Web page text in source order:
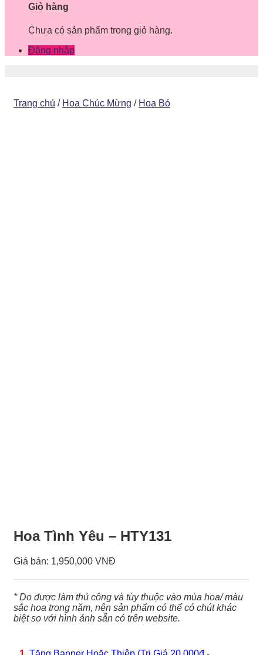
Giỏ hàng
Chưa có sản phẩm trong giỏ hàng.
Đăng nhập
Trang chủ / Hoa Chúc Mừng / Hoa Bó
Hoa Tình Yêu – HTY131
Giá bán: 1,950,000 VNĐ
* Do được làm thủ công và tùy thuộc vào mùa hoa/ màu
sắc hoa trong năm, nên sản phẩm có thể có chút khác
biệt so với hình ảnh sẵn có trên website.